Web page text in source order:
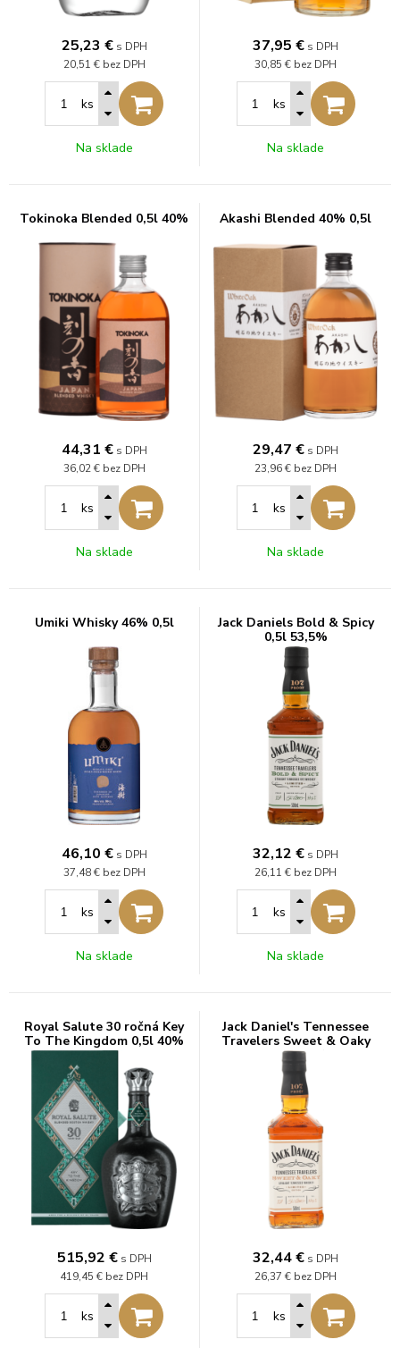
25,23 € s DPH
20,51 € bez DPH
ks
Na sklade
37,95 € s DPH
30,85 € bez DPH
ks
Na sklade
Tokinoka Blended 0,5l 40%
44,31 € s DPH
36,02 € bez DPH
ks
Na sklade
Akashi Blended 40% 0,5l
29,47 € s DPH
23,96 € bez DPH
ks
Na sklade
Umiki Whisky 46% 0,5l
46,10 € s DPH
37,48 € bez DPH
ks
Na sklade
Jack Daniels Bold & Spicy
0,5l 53,5%
32,12 € s DPH
26,11 € bez DPH
ks
Na sklade
Royal Salute 30 ročná Key
To The Kingdom 0,5l 40%
515,92 € s DPH
419,45 € bez DPH
ks
Jack Daniel's Tennessee
Travelers Sweet & Oaky
0,5l 53,5%
32,44€ s DPH
26,37 € bez DPH
ks